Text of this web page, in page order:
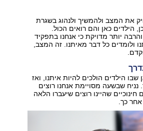
את המצב ולהמשיך ולנהוג בשגרת
הילדים כאן והם רואים הכול.
יותר מדויקת כי אנחנו בתפקיד
ולומדים כל דבר מאיתנו. זה המצב,
הילדים הולכים להיות איתנו, ואז
נניח שבשעה מסויימת אנחנו רוצים
שהיינו רוצים שיעברו הלאה
כך.